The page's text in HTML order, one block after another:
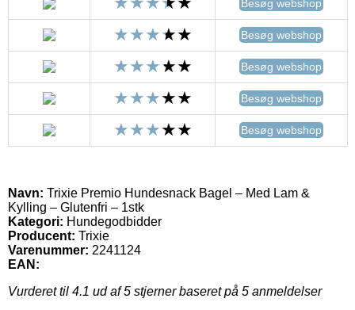
Besøg webshop
Besøg webshop
Besøg webshop
Besøg webshop
Besøg webshop
Navn: Trixie Premio Hundesnack Bagel – Med Lam &
Kylling – Glutenfri – 1stk
Kategori: Hundegodbidder
Producent: Trixie
Varenummer: 2241124
EAN:
Vurderet til 4.1 ud af 5 stjerner baseret på 5 anmeldelser